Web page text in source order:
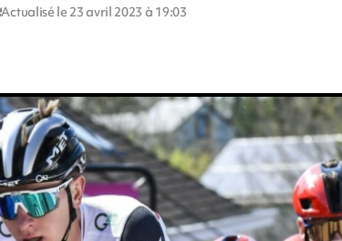
Actualisé le 23 avril 2023 à 19:03